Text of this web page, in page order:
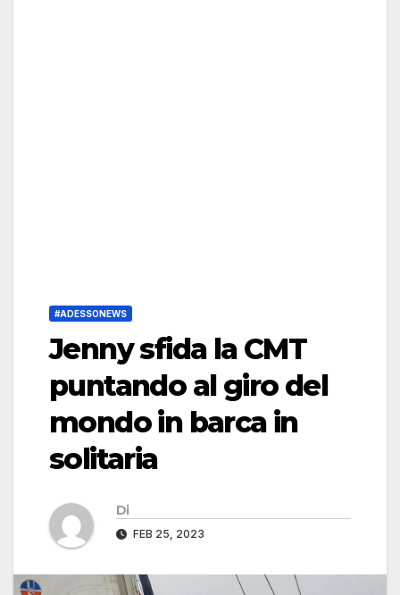
#ADESSONEWS
Jenny sfida la CMT
puntando al giro del
mondo in barca in
solitaria
Di
FEB 25, 2023